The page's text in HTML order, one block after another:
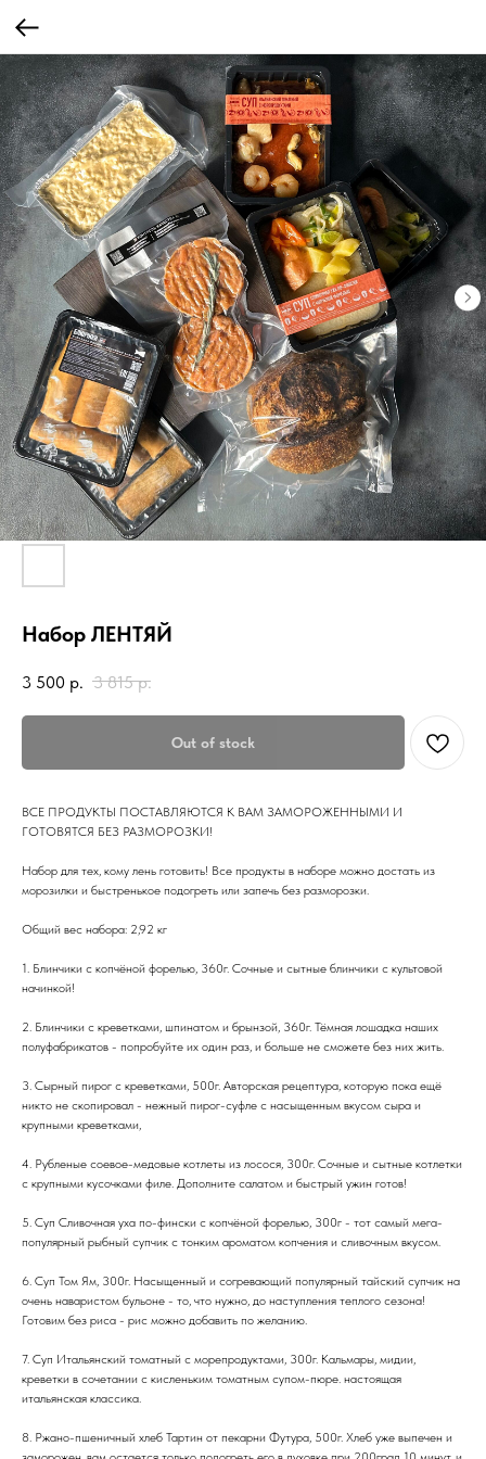
Набор ЛЕНТЯЙ
3 500 р. 3 815 р.
Out of stock
ВСЕ ПРОДУКТЫ ПОСТАВЛЯЮТСЯ К ВАМ ЗАМОРОЖЕННЫМИ И
ГОТОВЯТСЯ БЕЗ РАЗМОРОЗКИ!
Набор для тех, кому лень готовить! Все продукты в наборе можно достать из
морозилки и быстренькое подогреть или запечь без разморозки.
Общий вес набора: 2,92 кг
1. Блинчики с копчёной форелью, 360г. Сочные и сытные блинчики с культовой
начинкой!
2. Блинчики с креветками, шпинатом и брынзой, 360г. Тёмная лошадка наших
полуфабрикатов - попробуйте их один раз, и больше не сможете без них жить.
3. Сырный пирог с креветками, 500г. Авторская рецептура, которую пока ещё
никто не скопировал - нежный пирог-суфле с насыщенным вкусом сыра и
крупными креветками,
4. Рубленые соевое-медовые котлеты из лосося, 300г. Сочные и сытные котлетки
с крупными кусочками филе. Дополните салатом и быстрый ужин готов!
5. Суп Сливочная уха по-фински с копчёной форелью, 300г - тот самый мега-
популярный рыбный супчик с тонким ароматом копчения и сливочным вкусом.
6. Суп Том Ям, 300г. Насыщенный и согревающий популярный тайский супчик на
очень наваристом бульоне - то, что нужно, до наступления теплого сезона!
Готовим без риса - рис можно добавить по желанию.
7. Суп Итальянский томатный с морепродуктами, 300г. Кальмары, мидии,
креветки в сочетании с кисленьким томатным супом-пюре. настоящая
итальянская классика.
8. Ржано-пшеничный хлеб Тартин от пекарни Футура, 500г. Хлеб уже выпечен и